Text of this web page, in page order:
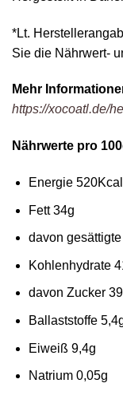
*Lt.
Sie die Nährwert-
Mehr
https://xocoatl.de/
Nährwerte pro
Energie 520Kcal
Fett 34g
davon
Kohlenhydrate
davon Zucker
Ballaststoffe
Eiweiß 9,4g
Natrium 0,05g